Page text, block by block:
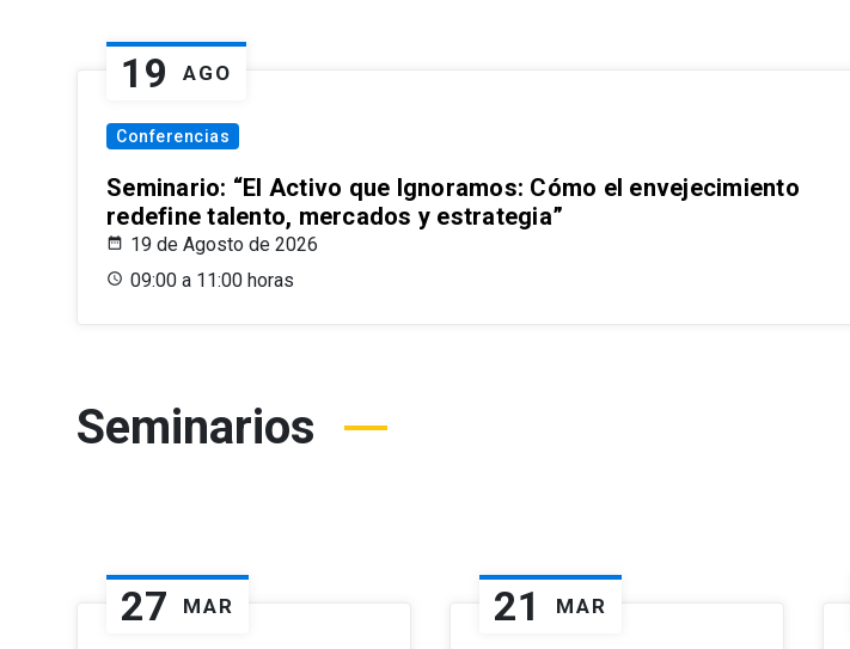
19 AGO
Conferencias
Seminario: “El Activo que Ignoramos: Cómo el envejecimiento
redefine talento, mercados y estrategia”
19 de Agosto de 2026
09:00 a 11:00 horas
Seminarios
27 MAR 21 MAR